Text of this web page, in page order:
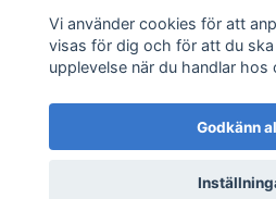
Sociala medier
© 2026
Vi använder cookies för att
visas för dig och för att du
upplevelse när du handlar hos
Godkänn